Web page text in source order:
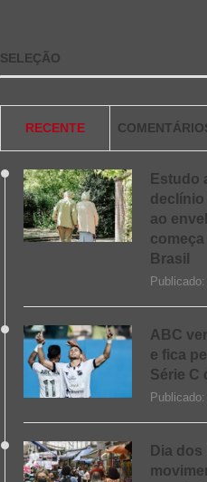
SELEÇÃO
RECENTE
Estudo
ao
Brasil
Publicado:
ABC
e fica
Série C
Publicado:
Dia